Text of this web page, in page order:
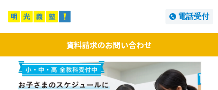
電話受付
資料請求のお問い合わせ